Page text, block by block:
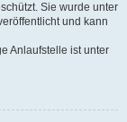
Sie wurde unter
und kann
Anlaufstelle ist unter